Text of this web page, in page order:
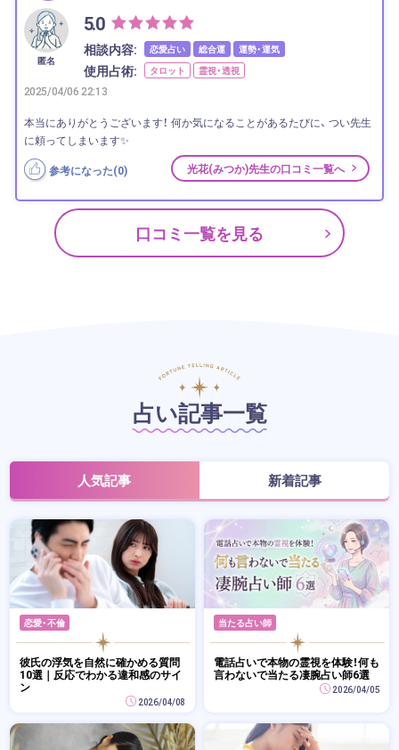
匿名
5.0
相談内容: 恋愛占い 総合運 運勢・運気
使用占術: タロット 霊視・透視
2025/04/06 22:13
本当にありがとうございます！ 何か気になることがあるたびに、 つい先生
に頼ってしまいます✨
参考になった(0) 光花(みつか)先生の口コミ一覧へ
口コミ一覧を見る
占い記事一覧
人気記事 新着記事
恋愛・不倫
彼氏の浮気を自然に確かめる質問
10選｜反応でわかる違和感のサイ
ン
2026/04/08
当たる占い師
電話占いで本物の霊視を体験！何も
言わないで当たる凄腕占い師6選
2026/04/05